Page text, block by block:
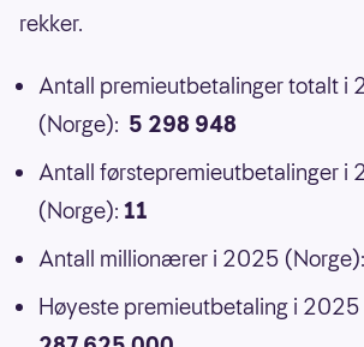
rekker.
Antall premieutbetalinger totalt i
(Norge): 5 298 948
Antall førstepremieutbetalinger i
(Norge): 11
Antall millionærer i 2025 (Norge):
Høyeste premieutbetaling i